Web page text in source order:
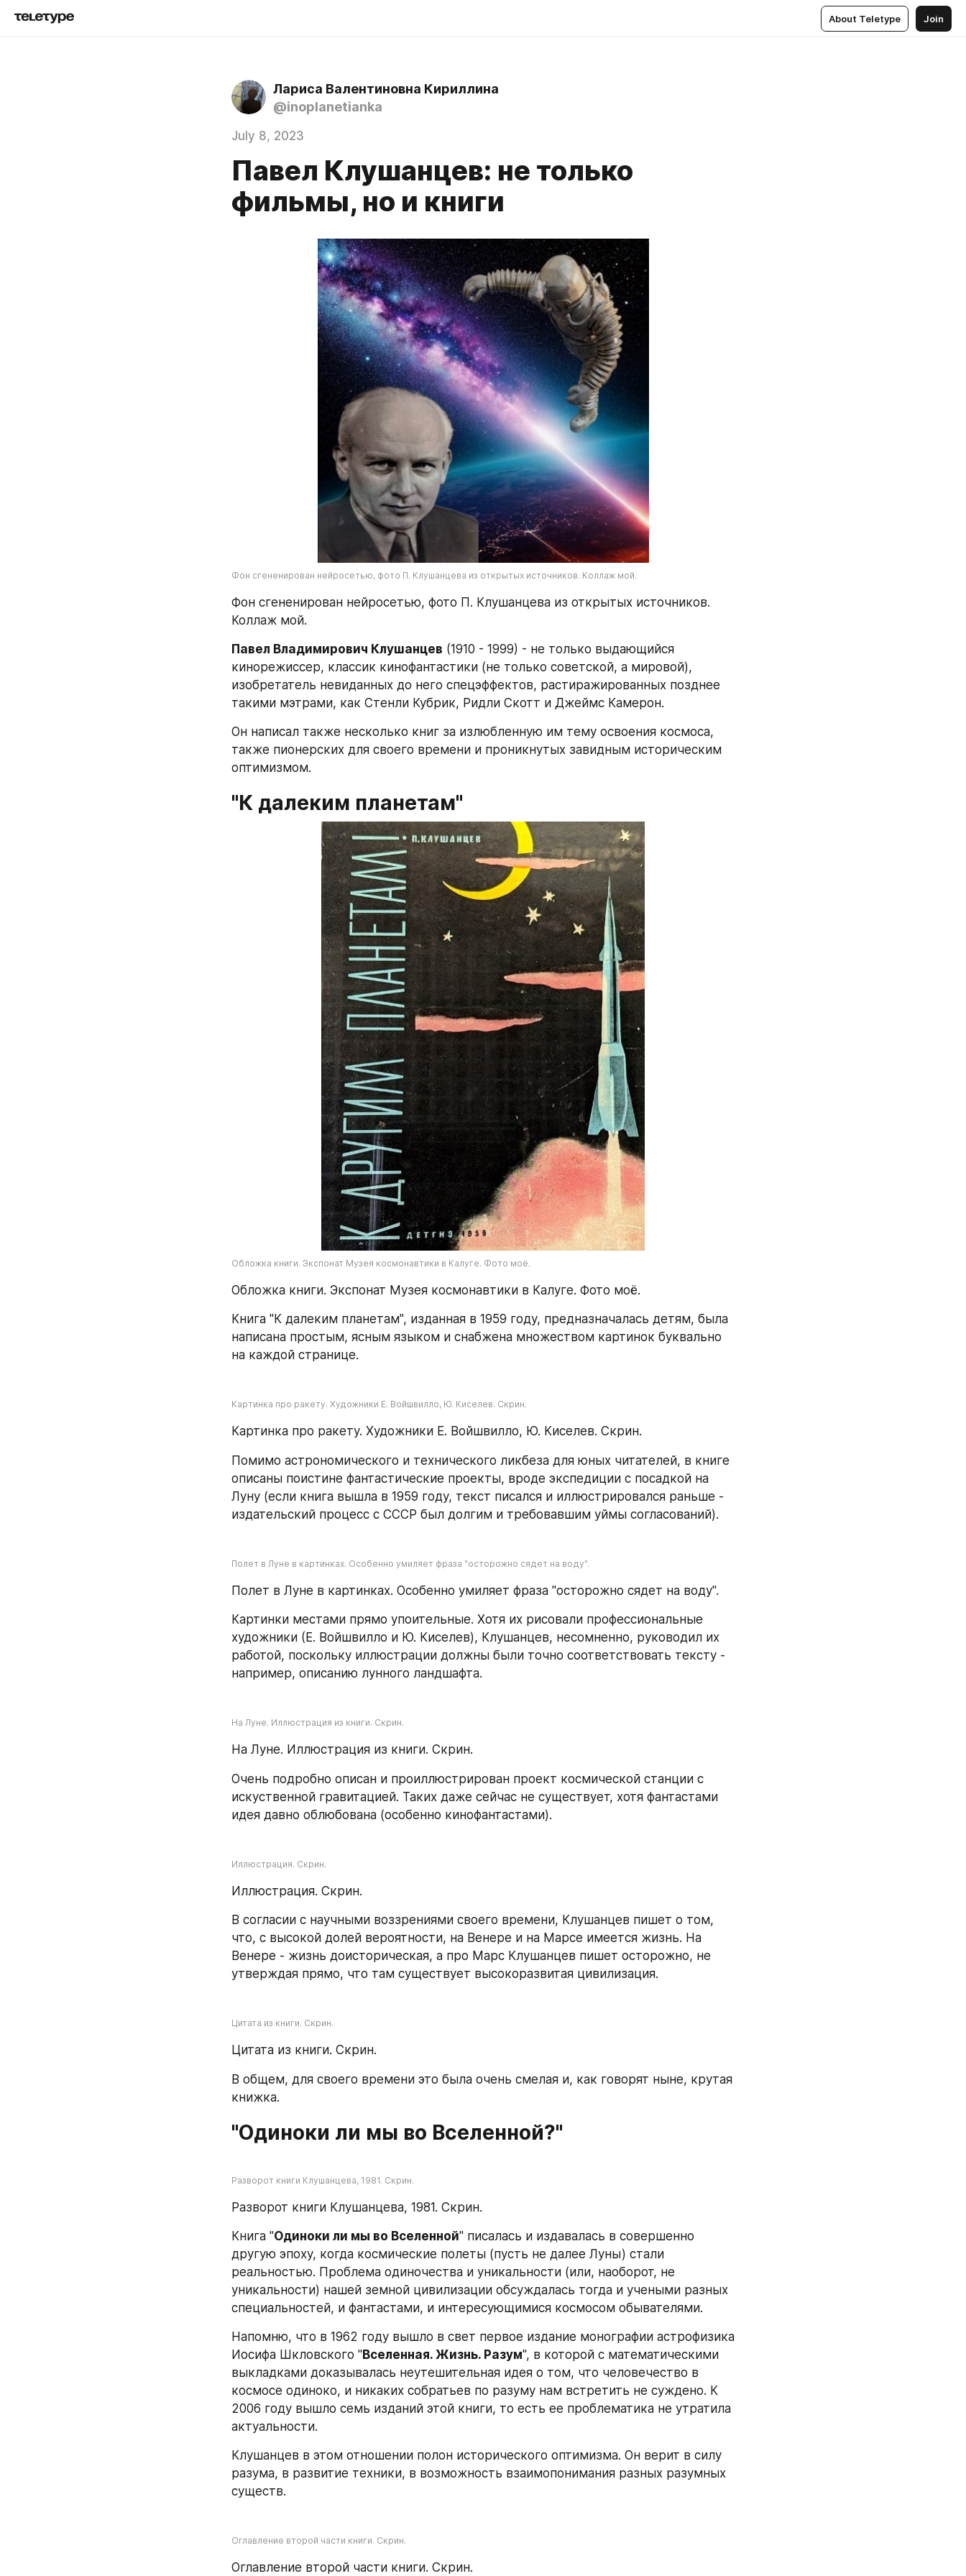
About Teletype Join
Лариса Валентиновна Кириллина
@inoplanetianka
July 8, 2023
Павел Клушанцев: не только
фильмы, но и книги
Фон сгененирован нейросетью, фото П. Клушанцева из открытых источников. Коллаж мой.
Фон сгененирован нейросетью, фото П. Клушанцева из открытых источников.
Коллаж мой.
Павел Владимирович Клушанцев (1910 - 1999) - не только выдающийся
кинорежиссер, классик кинофантастики (не только советской, а мировой),
изобретатель невиданных до него спецэффектов, растиражированных позднее
такими мэтрами, как Стенли Кубрик, Ридли Скотт и Джеймс Камерон.
Он написал также несколько книг за излюбленную им тему освоения космоса,
также пионерских для своего времени и проникнутых завидным историческим
оптимизмом.
"К далеким планетам"
Обложка книги. Экспонат Музея космонавтики в Калуге. Фото моё.
Обложка книги. Экспонат Музея космонавтики в Калуге. Фото моё.
Книга "К далеким планетам", изданная в 1959 году, предназначалась детям, была
написана простым, ясным языком и снабжена множеством картинок буквально
на каждой странице.
Картинка про ракету. Художники Е. Войшвилло, Ю. Киселев. Скрин.
Картинка про ракету. Художники Е. Войшвилло, Ю. Киселев. Скрин.
Помимо астрономического и технического ликбеза для юных читателей, в книге
описаны поистине фантастические проекты, вроде экспедиции с посадкой на
Луну (если книга вышла в 1959 году, текст писался и иллюстрировался раньше -
издательский процесс с СССР был долгим и требовавшим уймы согласований).
Полет в Луне в картинках. Особенно умиляет фраза "осторожно сядет на воду".
Полет в Луне в картинках. Особенно умиляет фраза "осторожно сядет на воду".
Картинки местами прямо упоительные. Хотя их рисовали профессиональные
художники (Е. Войшвилло и Ю. Киселев), Клушанцев, несомненно, руководил их
работой, поскольку иллюстрации должны были точно соответствовать тексту -
например, описанию лунного ландшафта.
На Луне. Иллюстрация из книги. Скрин.
На Луне. Иллюстрация из книги. Скрин.
Очень подробно описан и проиллюстрирован проект космической станции с
искуственной гравитацией. Таких даже сейчас не существует, хотя фантастами
идея давно облюбована (особенно кинофантастами).
Иллюстрация. Скрин.
Иллюстрация. Скрин.
В согласии с научными воззрениями своего времени, Клушанцев пишет о том,
что, с высокой долей вероятности, на Венере и на Марсе имеется жизнь. На
Венере - жизнь доисторическая, а про Марс Клушанцев пишет осторожно, не
утверждая прямо, что там существует высокоразвитая цивилизация.
Цитата из книги. Скрин.
Цитата из книги. Скрин.
В общем, для своего времени это была очень смелая и, как говорят ныне, крутая
книжка.
"Одиноки ли мы во Вселенной?"
Разворот книги Клушанцева, 1981. Скрин.
Разворот книги Клушанцева, 1981. Скрин.
Книга "Одиноки ли мы во Вселенной" писалась и издавалась в совершенно
другую эпоху, когда космические полеты (пусть не далее Луны) стали
реальностью. Проблема одиночества и уникальности (или, наоборот, не
уникальности) нашей земной цивилизации обсуждалась тогда и учеными разных
специальностей, и фантастами, и интересующимися космосом обывателями.
Напомню, что в 1962 году вышло в свет первое издание монографии астрофизика
Иосифа Шкловского "Вселенная. Жизнь. Разум", в которой с математическими
выкладками доказывалась неутешительная идея о том, что человечество в
космосе одиноко, и никаких собратьев по разуму нам встретить не суждено. К
2006 году вышло семь изданий этой книги, то есть ее проблематика не утратила
актуальности.
Клушанцев в этом отношении полон исторического оптимизма. Он верит в силу
разума, в развитие техники, в возможность взаимопонимания разных разумных
существ.
Оглавление второй части книги. Скрин.
Оглавление второй части книги. Скрин.